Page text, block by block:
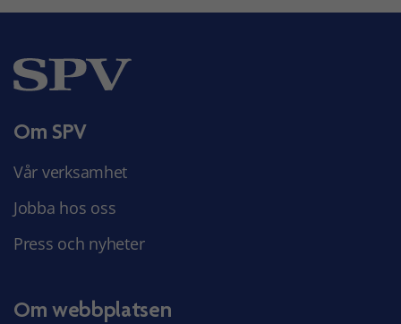
Om SPV
Vår verksamhet
Jobba hos oss
Press och nyheter
Om webbplatsen